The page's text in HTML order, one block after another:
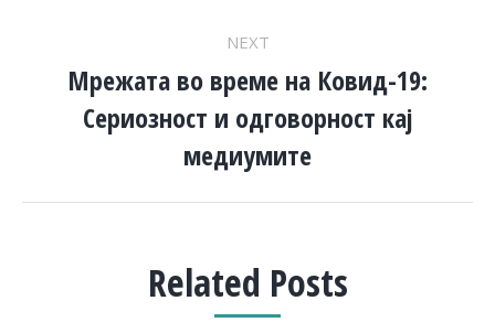
NEXT
Next
post:
Мрежата во време на Ковид-19:
Сериозност и одговорност кај
медиумите
Related Posts